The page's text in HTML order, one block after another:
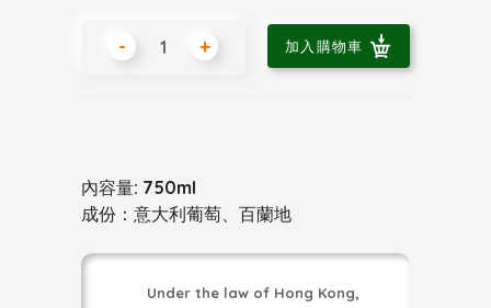
- + 加入購物車
內容量: 750ml
成份：意大利葡萄、百蘭地
Under the law of Hong Kong,